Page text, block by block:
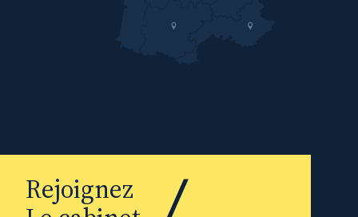
Rejoignez